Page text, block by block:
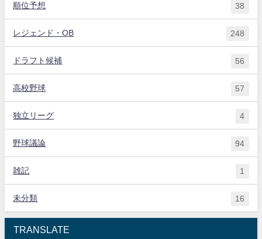
順位予想 38
レジェンド・OB 248
ドラフト候補 56
高校野球 57
独立リーグ 4
野球議論 94
雑記 1
未分類 16
TRANSLATE